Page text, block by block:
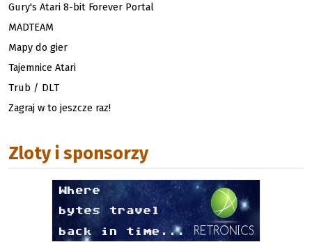
Gury's Atari 8-bit Forever Portal
MADTEAM
Mapy do gier
Tajemnice Atari
Trub / DLT
Zagraj w to jeszcze raz!
Zloty i sponsorzy